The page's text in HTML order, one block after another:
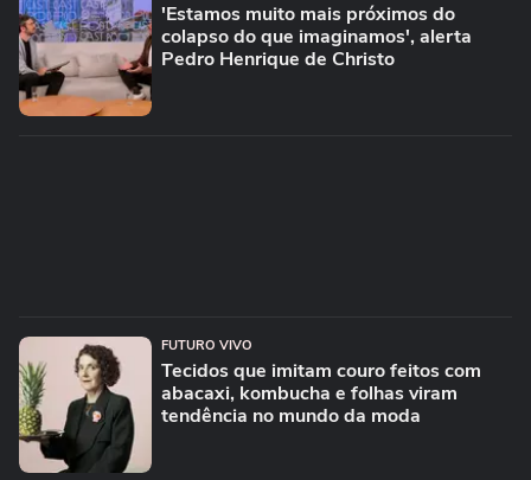
'Estamos muito mais próximos do
colapso do que imaginamos', alerta
Pedro Henrique de Christo
FUTURO VIVO
Tecidos que imitam couro feitos com
abacaxi, kombucha e folhas viram
tendência no mundo da moda